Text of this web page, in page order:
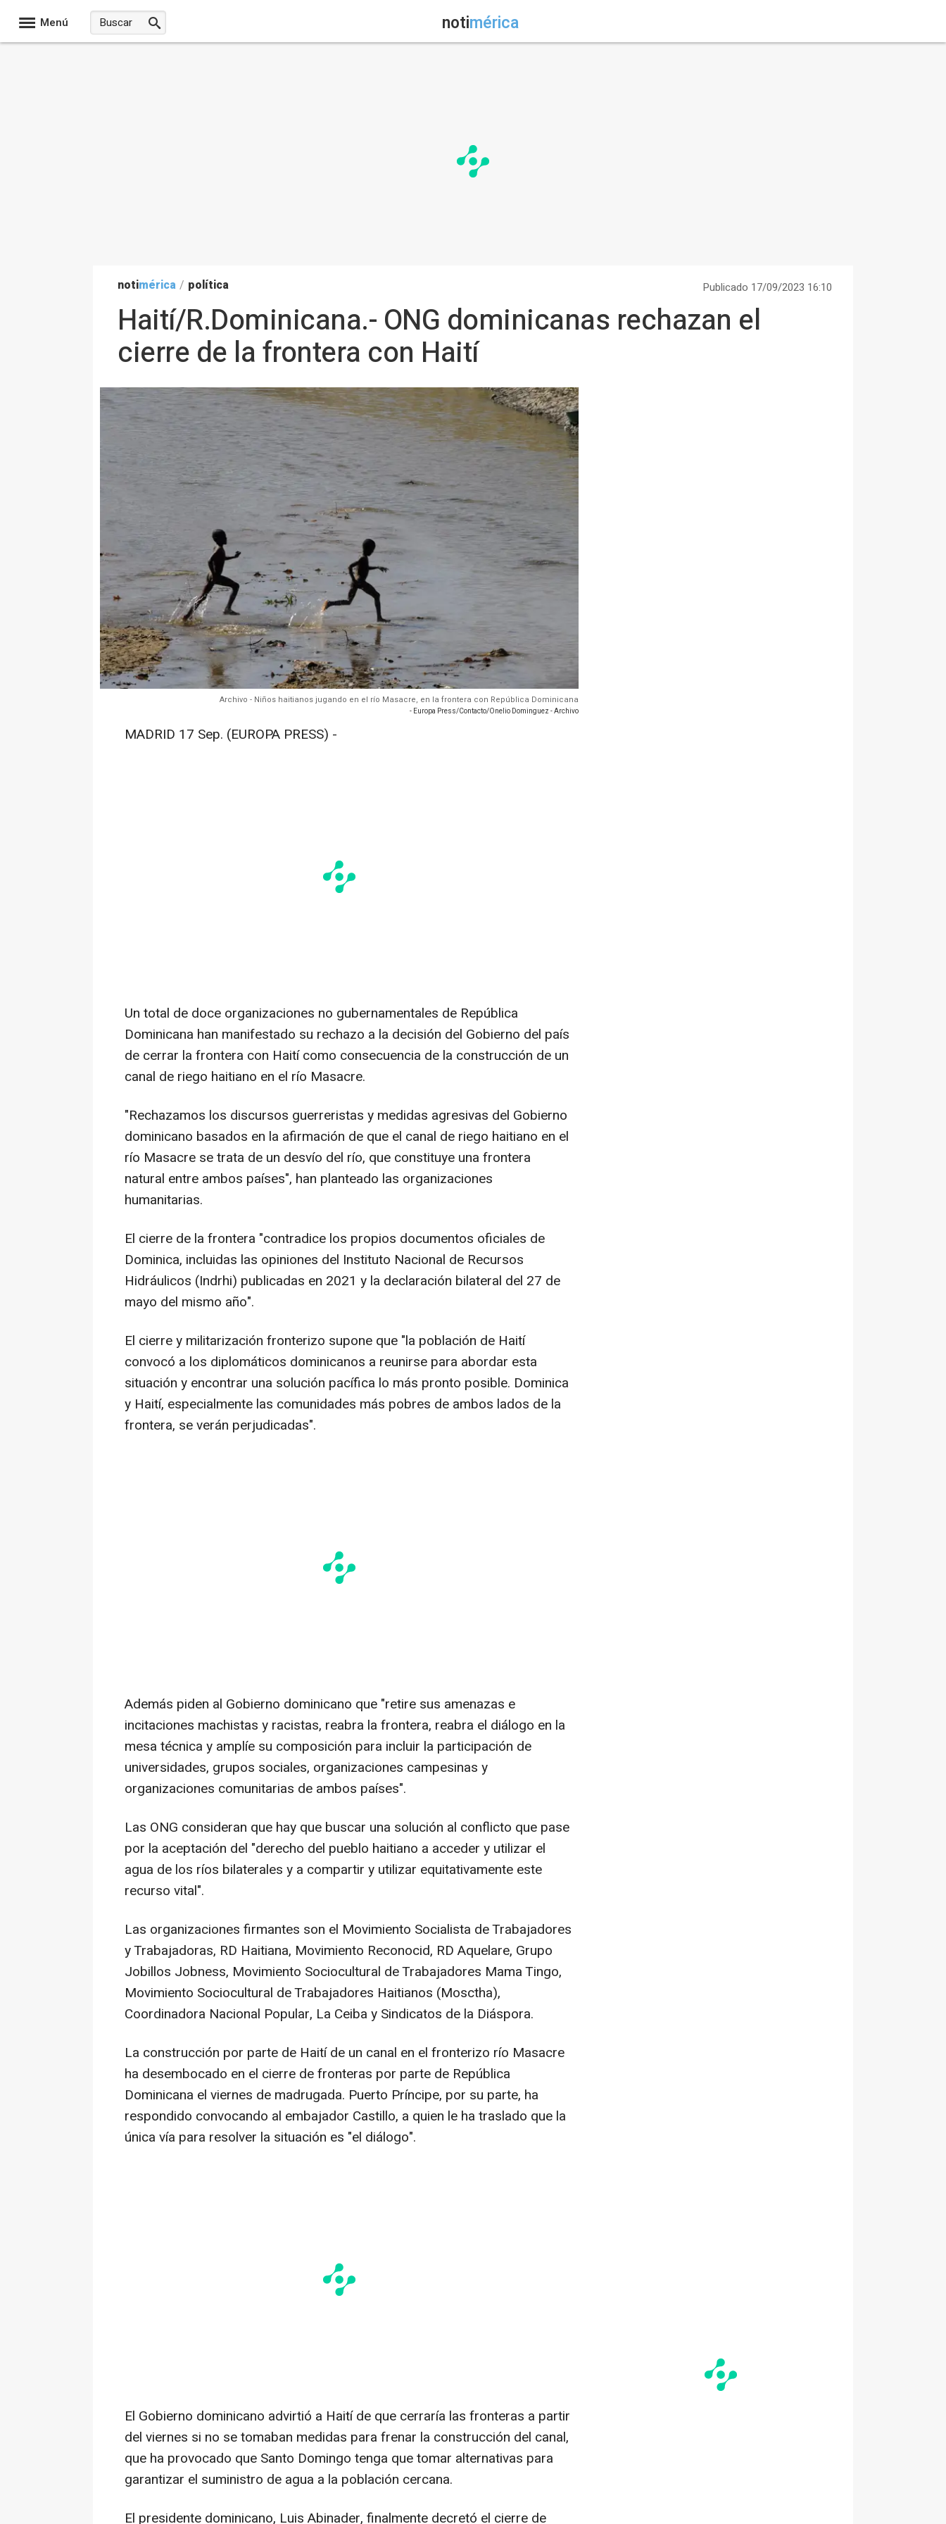
Menú notimérica
notimérica / política Publicado 17/09/2023 16:10
Haití/R.Dominicana.- ONG dominicanas rechazan el
cierre de la frontera con Haití
Archivo - Niños haitianos jugando en el río Masacre, en la frontera con República Dominicana
- Europa Press/Contacto/Onelio Dominguez - Archivo
MADRID 17 Sep. (EUROPA PRESS) -
Un total de doce organizaciones no gubernamentales de República
Dominicana han manifestado su rechazo a la decisión del Gobierno del país
de cerrar la frontera con Haití como consecuencia de la construcción de un
canal de riego haitiano en el río Masacre.
"Rechazamos los discursos guerreristas y medidas agresivas del Gobierno
dominicano basados en la afirmación de que el canal de riego haitiano en el
río Masacre se trata de un desvío del río, que constituye una frontera
natural entre ambos países", han planteado las organizaciones
humanitarias.
El cierre de la frontera "contradice los propios documentos oficiales de
Dominica, incluidas las opiniones del Instituto Nacional de Recursos
Hidráulicos (Indrhi) publicadas en 2021 y la declaración bilateral del 27 de
mayo del mismo año".
El cierre y militarización fronterizo supone que "la población de Haití
convocó a los diplomáticos dominicanos a reunirse para abordar esta
situación y encontrar una solución pacífica lo más pronto posible. Dominica
y Haití, especialmente las comunidades más pobres de ambos lados de la
frontera, se verán perjudicadas".
Además piden al Gobierno dominicano que "retire sus amenazas e
incitaciones machistas y racistas, reabra la frontera, reabra el diálogo en la
mesa técnica y amplíe su composición para incluir la participación de
universidades, grupos sociales, organizaciones campesinas y
organizaciones comunitarias de ambos países".
Las ONG consideran que hay que buscar una solución al conflicto que pase
por la aceptación del "derecho del pueblo haitiano a acceder y utilizar el
agua de los ríos bilaterales y a compartir y utilizar equitativamente este
recurso vital".
Las organizaciones firmantes son el Movimiento Socialista de Trabajadores
y Trabajadoras, RD Haitiana, Movimiento Reconocid, RD Aquelare, Grupo
Jobillos Jobness, Movimiento Sociocultural de Trabajadores Mama Tingo,
Movimiento Sociocultural de Trabajadores Haitianos (Mosctha),
Coordinadora Nacional Popular, La Ceiba y Sindicatos de la Diáspora.
La construcción por parte de Haití de un canal en el fronterizo río Masacre
ha desembocado en el cierre de fronteras por parte de República
Dominicana el viernes de madrugada. Puerto Príncipe, por su parte, ha
respondido convocando al embajador Castillo, a quien le ha traslado que la
única vía para resolver la situación es "el diálogo".
El Gobierno dominicano advirtió a Haití de que cerraría las fronteras a partir
del viernes si no se tomaban medidas para frenar la construcción del canal,
que ha provocado que Santo Domingo tenga que tomar alternativas para
garantizar el suministro de agua a la población cercana.
El presidente dominicano, Luis Abinader, finalmente decretó el cierre de